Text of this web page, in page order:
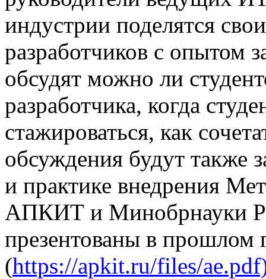
индустрии поделятся
разработчиков с опытом
обсудят можно ли
разработчика, когда
стажироваться, как
обсуждения будут также
и практике внедрения
АПКИТ и Минобрнауки
презентованы в прошлом
(https://apkit.ru/files/